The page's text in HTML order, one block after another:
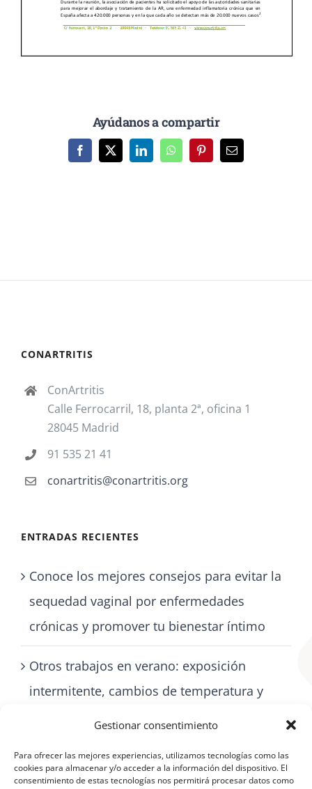
Gestionar consentimiento
Para ofrecer las mejores experiencias, utilizamos tecnologías como las
cookies para almacenar y/o acceder a la información del dispositivo. El
consentimiento de estas tecnologías nos permitirá procesar datos como
Ayúdanos a compartir
Facebook
X LinkedInWhatsAppPinterestCorreo
electrónico
CONARTRITIS
ConArtritis
Calle Ferrocarril, 18, planta 2ª, oficina 1
28045 Madrid
91 535 21 41
conartritis@conartritis.org
ENTRADAS RECIENTES
Conoce los mejores consejos para evitar la
sequedad vaginal por enfermedades
crónicas y promover tu bienestar íntimo
Otros trabajos en verano: exposición
intermitente, cambios de temperatura y